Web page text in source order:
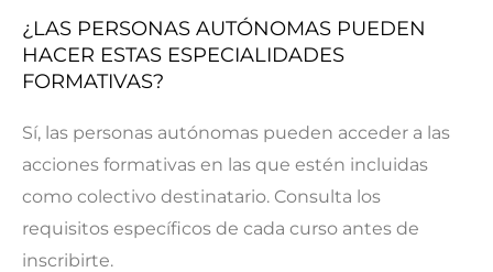
¿LAS PERSONAS AUTÓNOMAS PUEDEN
HACER ESTAS ESPECIALIDADES
FORMATIVAS?
Sí, las personas autónomas pueden acceder a las
acciones formativas en las que estén incluidas
como colectivo destinatario. Consulta los
requisitos específicos de cada curso antes de
inscribirte.